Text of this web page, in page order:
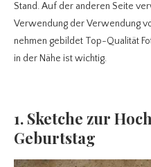
Stand. Auf der anderen Seite
Verwendung der Verwendung
nehmen gebildet Top-Qualität
in der Nähe ist wichtig.
1. Sketche zur
Geburtstag